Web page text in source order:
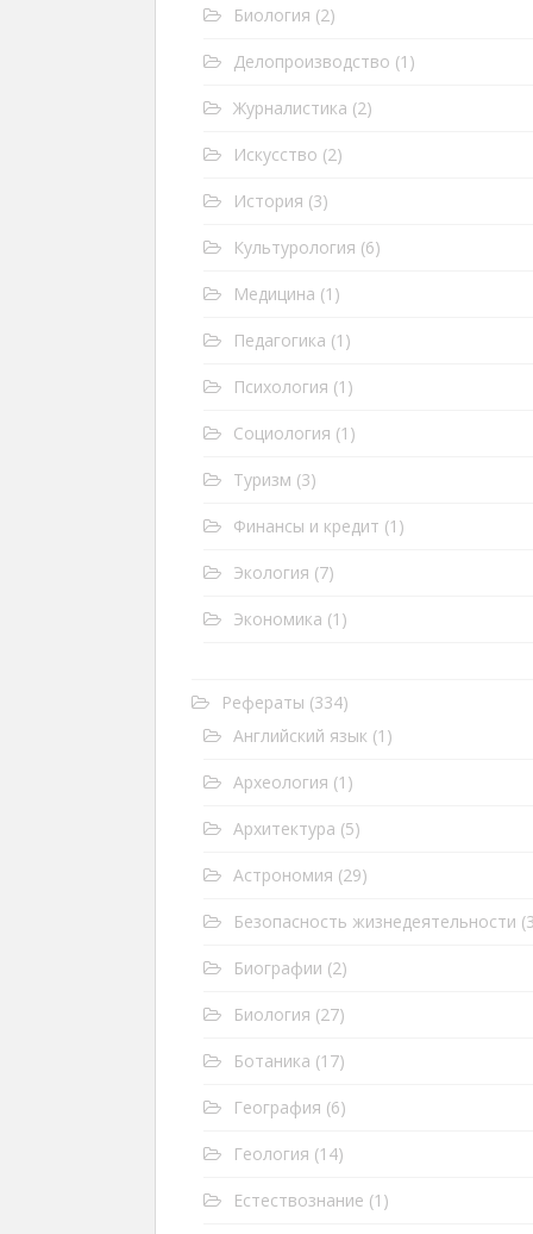
Биология (2)
Делопроизводство (1)
Журналистика (2)
Искусство (2)
История (3)
Культурология (6)
Медицина (1)
Педагогика (1)
Психология (1)
Социология (1)
Туризм (3)
Финансы и кредит (1)
Экология (7)
Экономика (1)
Рефераты (334)
Английский язык (1)
Археология (1)
Архитектура (5)
Астрономия (29)
Безопасность жизнедеятельности
Биографии (2)
Биология (27)
Ботаника (17)
География (6)
Геология (14)
Естествознание (1)